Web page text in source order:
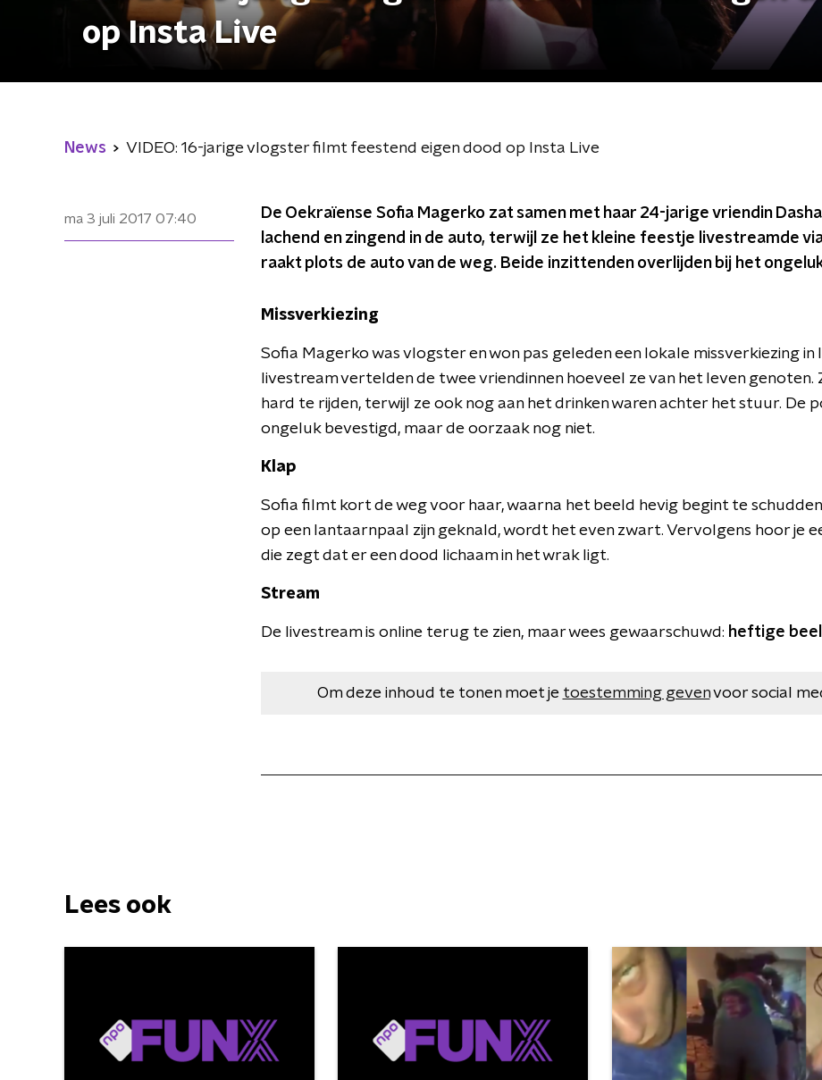
op Insta Live
News VIDEO: 16-jarige vlogster filmt feestend eigen dood op Insta Live
ma 3 juli 2017 07:40
De Oekraïense Sofia Magerko zat samen met haar 24-jarige vriendin
lachend en zingend in de auto, terwijl ze het kleine feestje livestreamde
raakt plots de auto van de weg. Beide inzittenden overlijden bij het
Missverkiezing
Sofia Magerko was vlogster en won pas geleden een lokale missverkiezing in
livestream vertelden de twee vriendinnen hoeveel ze van het leven genoten.
hard te rijden, terwijl ze ook nog aan het drinken waren achter het stuur. De
ongeluk bevestigd, maar de oorzaak nog niet.
Klap
Sofia filmt kort de weg voor haar, waarna het beeld hevig begint te
op een lantaarnpaal zijn geknald, wordt het even zwart. Vervolgens hoor je
die zegt dat er een dood lichaam in het wrak ligt.
Stream
De livestream is online terug te zien, maar wees gewaarschuwd: heftige
Om deze inhoud te tonen moet je toestemming gevenvoor social
Lees ook